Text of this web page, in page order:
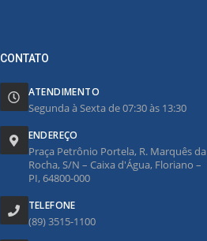
CONTATO
ATENDIMENTO
Segunda à Sexta de 07:30 às 13:30
ENDEREÇO
Praça Petrônio Portela, R. Marquês da
Rocha, S/N – Caixa d'Água, Floriano –
PI, 64800-000
TELEFONE
(89) 3515-1100